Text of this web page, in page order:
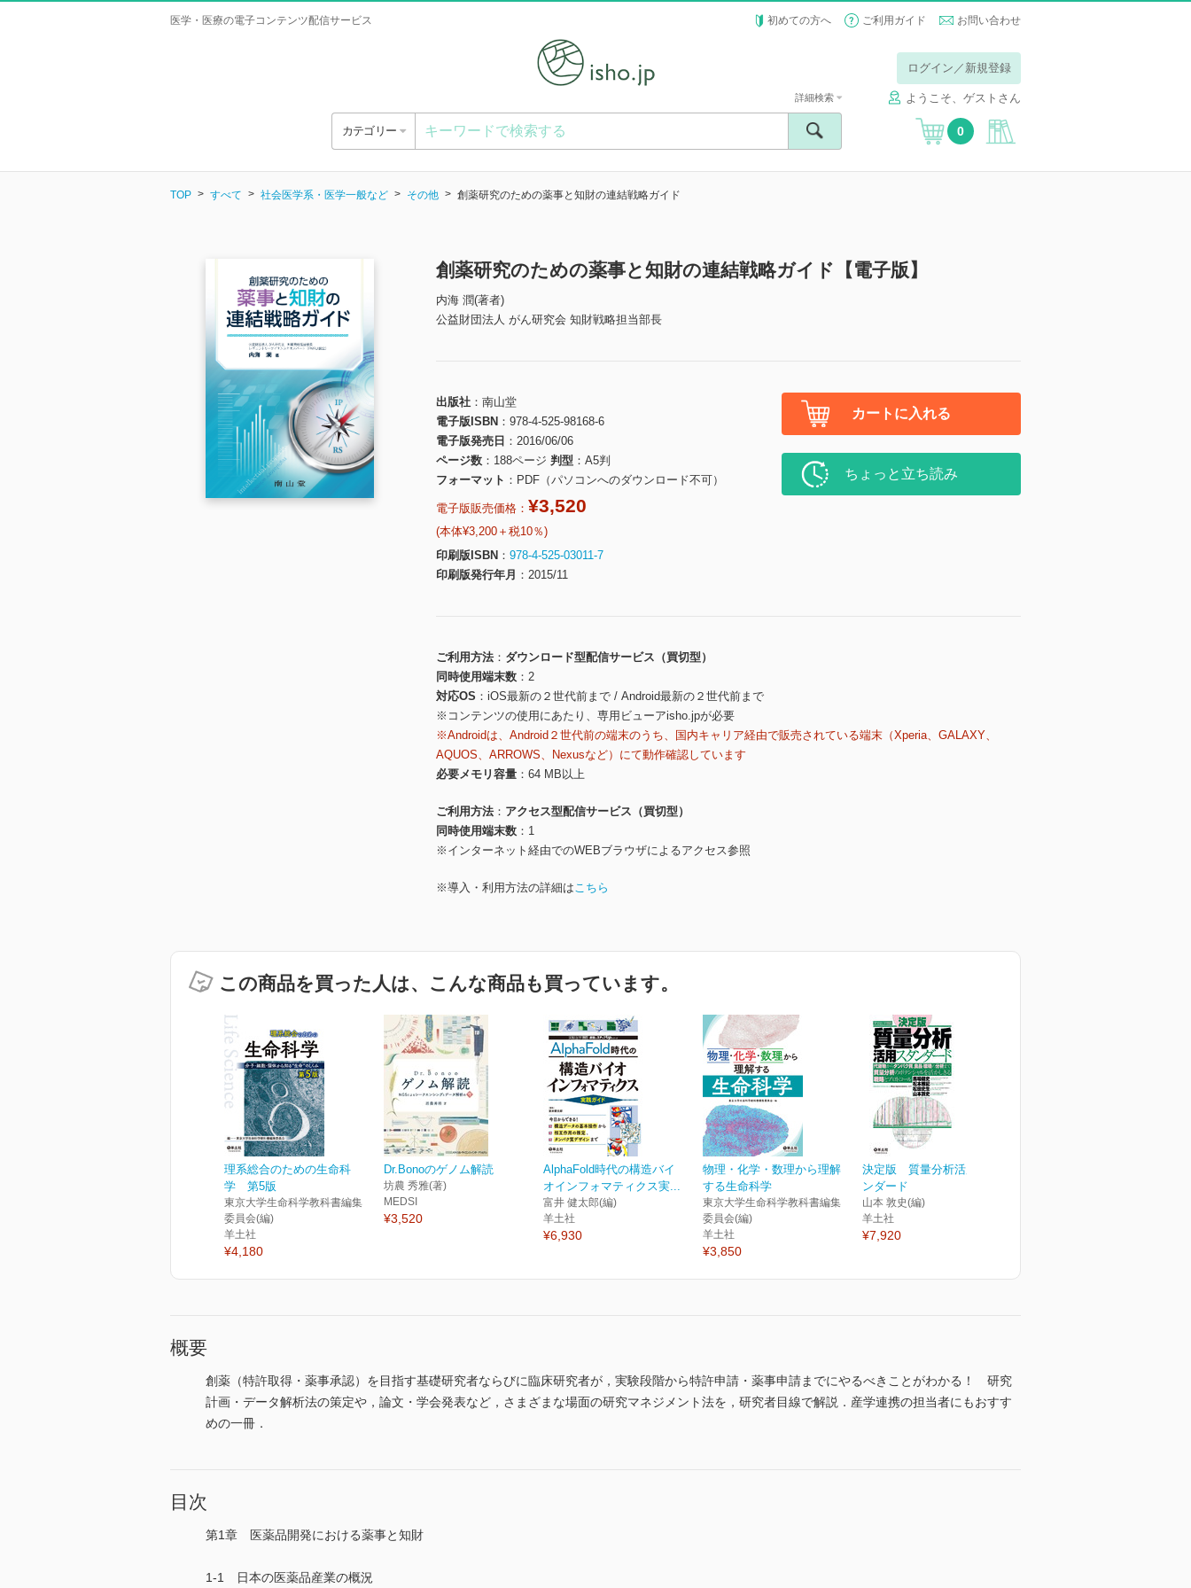
医学・医療の電子コンテンツ配信サービス 初めての方へ ご利用ガイド お問い合わせ
ログイン／新規登録
ようこそ、ゲストさん
カテゴリー
詳細検索
0
TOP すべて 社会医学系・医学一般など その他 創薬研究のための薬事と知財の連結戦略ガイド
創薬研究のための薬事と知財の連結戦略ガイド【電子版】
内海 潤(著者)
公益財団法人 がん研究会 知財戦略担当部長
出版社
南山堂
電子版ISBN
978-4-525-98168-6
電子版発売日
2016/06/06
ページ数
188ページ 判型
A5判
フォーマット
PDF（パソコンへのダウンロード不可）
電子版販売価格： ¥3,520
(本体¥3,200＋税10％)
印刷版ISBN
978-4-525-03011-7
印刷版発行年月
2015/11
カートに入れる
ちょっと立ち読み
ご利用方法
ダウンロード型配信サービス（買切型）
同時使用端末数
2
対応OS
iOS最新の２世代前まで / Android最新の２世代前まで
※コンテンツの使用にあたり、専用ビューアisho.jpが必要
※Androidは、Android２世代前の端末のうち、国内キャリア経由で販売されている端末（Xperia、GALAXY、
AQUOS、ARROWS、Nexusなど）にて動作確認しています
必要メモリ容量
64 MB以上
ご利用方法
アクセス型配信サービス（買切型）
同時使用端末数
1
※インターネット経由でのWEBブラウザによるアクセス参照
※導入・利用方法の詳細はこちら
この商品を買った人は、こんな商品も買っています。
理系総合のための生命科
学 第5版
東京大学生命科学教科書編集
委員会(編)
羊土社
¥4,180
Dr.Bonoのゲノム解読
坊農 秀雅(著)
MEDSI
¥3,520
AlphaFold時代の構造バイ
オインフォマティクス実...
富井 健太郎(編)
羊土社
¥6,930
物理・化学・数理から理解
する生命科学
東京大学生命科学教科書編集
委員会(編)
羊土社
¥3,850
決定版 質量分析活用スタ
ンダード
山本 敦史(編)
羊土社
¥7,920
概要
創薬（特許取得・薬事承認）を目指す基礎研究者ならびに臨床研究者が，実験段階から特許申請・薬事申請までにやるべきことがわかる！ 研究
計画・データ解析法の策定や，論文・学会発表など，さまざまな場面の研究マネジメント法を，研究者目線で解説．産学連携の担当者にもおすす
めの一冊．
目次
第1章 医薬品開発における薬事と知財
1-1 日本の医薬品産業の概況